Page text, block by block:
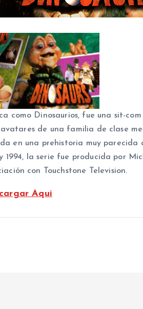
como Dinosaurios, fue una sit-
de una familia de clase
en una prehistoria muy parecida
1994, la serie fue producida por
con Touchstone Television.
Aqui